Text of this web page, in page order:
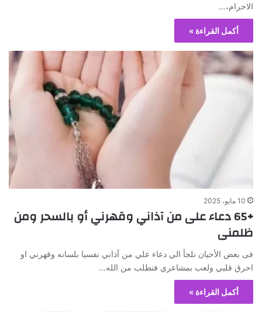
الاحرام،…
أكمل القراءة »
10 مايو، 2025
+65 دعاء على من آذاني وقهرني أو بالسحر ومن
ظلمنى
فى بعض الأحيان نلجأ الي دعاء علي من آذاني نفسيا بلسانه وقهرني او
احرق قلبي ولعب بمشاعري فنطلب من الله…
أكمل القراءة »